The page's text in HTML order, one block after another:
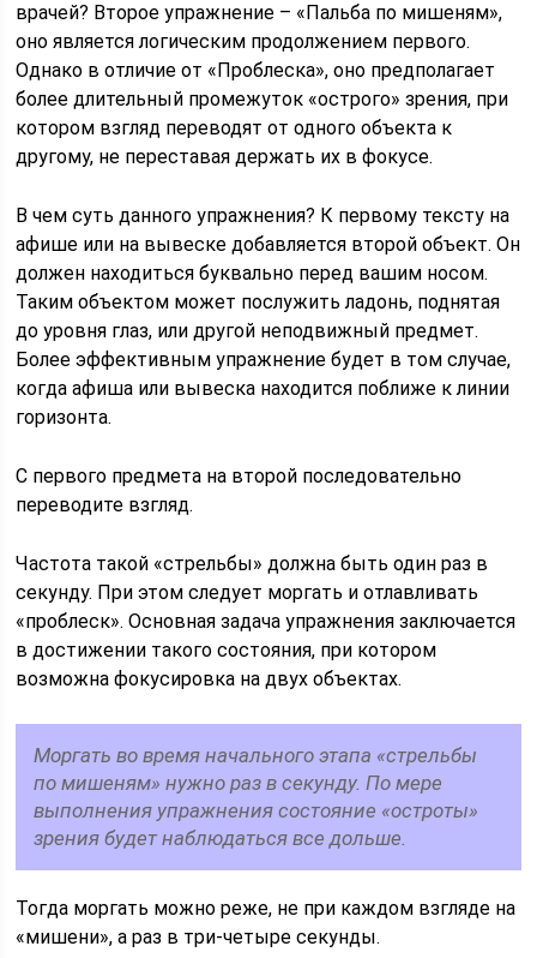
врачей? Второе упражнение – «Пальба по мишеням»,
оно является логическим продолжением первого.
Однако в отличие от «Проблеска», оно предполагает
более длительный промежуток «острого» зрения, при
котором взгляд переводят от одного объекта к
другому, не переставая держать их в фокусе.
В чем суть данного упражнения? К первому тексту на
афише или на вывеске добавляется второй объект. Он
должен находиться буквально перед вашим носом.
Таким объектом может послужить ладонь, поднятая
до уровня глаз, или другой неподвижный предмет.
Более эффективным упражнение будет в том случае,
когда афиша или вывеска находится поближе к линии
горизонта.
С первого предмета на второй последовательно
переводите взгляд.
Частота такой «стрельбы» должна быть один раз в
секунду. При этом следует моргать и отлавливать
«проблеск». Основная задача упражнения заключается
в достижении такого состояния, при котором
возможна фокусировка на двух объектах.
Моргать во время начального этапа «стрельбы
по мишеням» нужно раз в секунду. По мере
выполнения упражнения состояние «остроты»
зрения будет наблюдаться все дольше.
Тогда моргать можно реже, не при каждом взгляде на
«мишени», а раз в три-четыре секунды.